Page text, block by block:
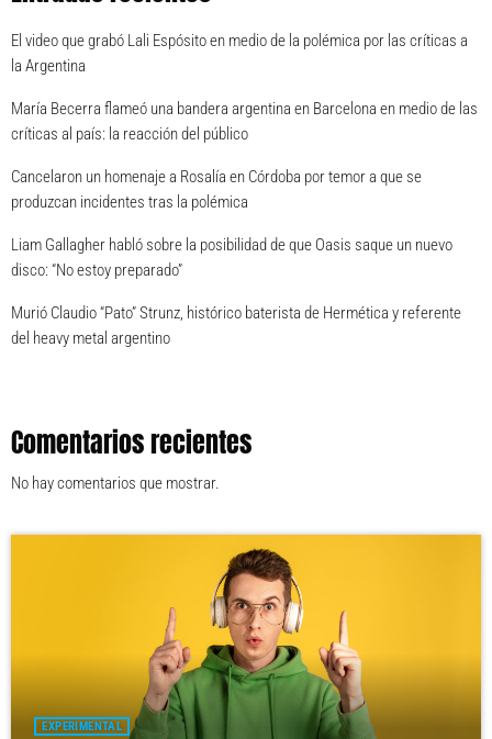
El video que grabó Lali Espósito en medio de la polémica por las críticas a
la Argentina
María Becerra flameó una bandera argentina en Barcelona en medio de las
críticas al país: la reacción del público
Cancelaron un homenaje a Rosalía en Córdoba por temor a que se
produzcan incidentes tras la polémica
Liam Gallagher habló sobre la posibilidad de que Oasis saque un nuevo
disco: “No estoy preparado”
Murió Claudio “Pato” Strunz, histórico baterista de Hermética y referente
del heavy metal argentino
Comentarios recientes
No hay comentarios que mostrar.
EXPERIMENTAL